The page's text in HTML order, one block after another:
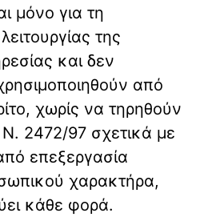
μόνο για τη
της
και δεν
από
χωρίς να τηρηθούν
Ν. 2472/97 σχετικά με
επεξεργασία
χαρακτήρα,
κάθε φορά.